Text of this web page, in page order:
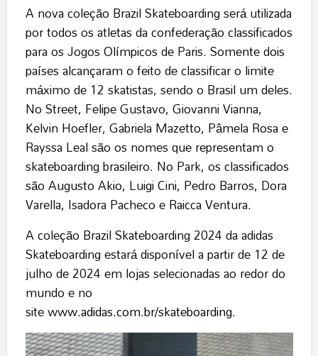
A nova coleção Brazil Skateboarding será utilizada
por todos os atletas da confederação classificados
para os Jogos Olímpicos de Paris. Somente dois
países alcançaram o feito de classificar o limite
máximo de 12 skatistas, sendo o Brasil um deles.
No Street, Felipe Gustavo, Giovanni Vianna,
Kelvin Hoefler, Gabriela Mazetto, Pâmela Rosa e
Rayssa Leal são os nomes que representam o
skateboarding brasileiro. No Park, os classificados
são Augusto Akio, Luigi Cini, Pedro Barros, Dora
Varella, Isadora Pacheco e Raicca Ventura.
A coleção Brazil Skateboarding 2024 da adidas
Skateboarding estará disponível a partir de 12 de
julho de 2024 em lojas selecionadas ao redor do
mundo e no
sitewww.adidas.com.br/skateboarding.